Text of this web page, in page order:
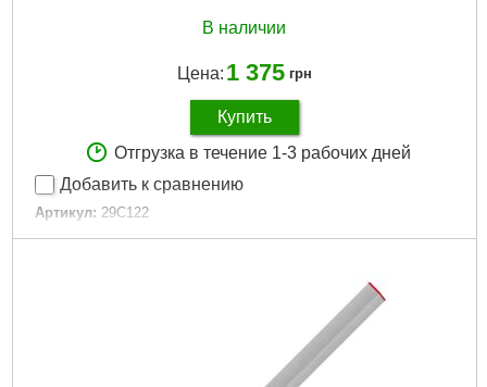
В наличии
Цена: 1 375 грн
Купить
Отгрузка в течение 1-3 рабочих дней
Добавить к сравнению
Артикул: 29C122
Код товара: 17.33.54